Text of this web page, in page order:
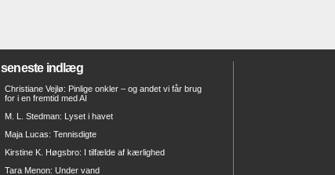
seneste indlæg
Christiane Vejlø: Pinlige onkler – og andet vi får brug
for i en fremtid med AI
M. L. Stedman: Lyset i havet
Maja Lucas: Tennisdigte
Kirstine K. Høgsbro: I tilfælde af kærlighed
Tara Menon: Under vand